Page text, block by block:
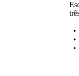
•
•
•